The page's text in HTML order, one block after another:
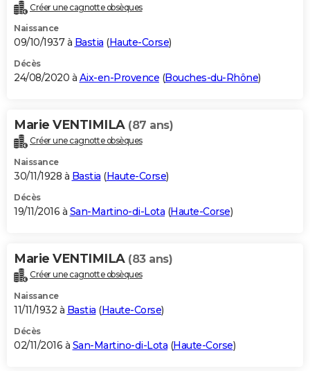
Créer une cagnotte obsèques
Naissance
09/10/1937 à Bastia (Haute-Corse)
Décès
24/08/2020 à Aix-en-Provence (Bouches-du-Rhône)
Marie VENTIMILA (87 ans)
Créer une cagnotte obsèques
Naissance
30/11/1928 à Bastia (Haute-Corse)
Décès
19/11/2016 à San-Martino-di-Lota (Haute-Corse)
Marie VENTIMILA (83 ans)
Créer une cagnotte obsèques
Naissance
11/11/1932 à Bastia (Haute-Corse)
Décès
02/11/2016 à San-Martino-di-Lota (Haute-Corse)